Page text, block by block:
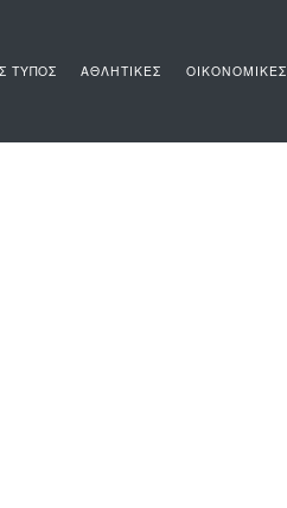
ΤΥΠΟΣ ΑΘΛΗΤΙΚΕΣ ΟΙΚΟΝΟΜΙΚΕΣ